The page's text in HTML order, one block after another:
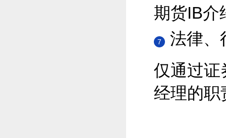
期货IB介
7
法律、
仅通过证
经理的职